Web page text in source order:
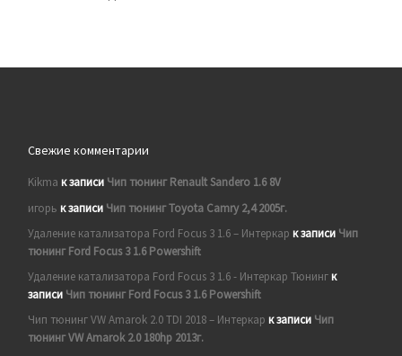
Свежие комментарии
Kikma к записи Чип тюнинг Renault Sandero 1.6 8V
игорь к записи Чип тюнинг Toyota Camry 2,4 2005г.
Удаление катализатора Ford Focus 3 1.6 – Интеркар к записи Чип
тюнинг Ford Focus 3 1.6 Powershift
Удаление катализатора Ford Focus 3 1.6 - Интеркар Тюнингк
записи Чип тюнинг Ford Focus 3 1.6 Powershift
Чип тюнинг VW Amarok 2.0 TDI 2018 – Интеркар к записи Чип
тюнинг VW Amarok 2.0 180hp 2013г.